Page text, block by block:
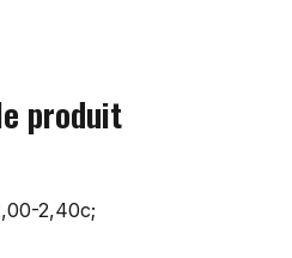
produit
2,40c;